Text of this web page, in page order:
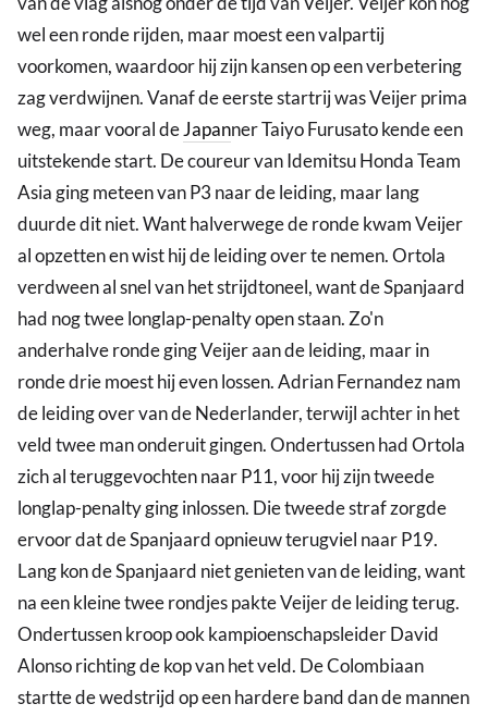
wel een ronde rijden, maar moest een valpartij
voorkomen, waardoor hij zijn kansen op een verbetering
zag verdwijnen. Vanaf de eerste startrij was Veijer prima
weg, maar vooral deJapanner Taiyo Furusato kende een
uitstekende start. De coureur van Idemitsu Honda Team
Asia ging meteen van P3 naar de leiding, maar lang
duurde dit niet. Want halverwege de ronde kwam Veijer
al opzetten en wist hij de leiding over te nemen. Ortola
verdween al snel van het strijdtoneel, want de Spanjaard
had nog twee longlap-penalty open staan. Zo'n
anderhalve ronde ging Veijer aan de leiding, maar in
ronde drie moest hij even lossen. Adrian Fernandez nam
de leiding over van de Nederlander, terwijl achter in het
veld twee man onderuit gingen. Ondertussen had Ortola
zich al teruggevochten naar P11, voor hij zijn tweede
longlap-penalty ging inlossen. Die tweede straf zorgde
ervoor dat de Spanjaard opnieuw terugviel naar P19.
Lang kon de Spanjaard niet genieten van de leiding, want
na een kleine twee rondjes pakte Veijer de leiding terug.
Ondertussen kroop ook kampioenschapsleider David
Alonso richting de kop van het veld. De Colombiaan
startte de wedstrijd op een hardere band dan de mannen